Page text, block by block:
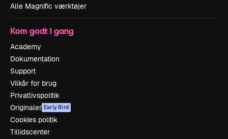
Alle Magnific værktøjer
Kom godt i gang
Academy
Dokumentation
Support
Vilkår for brug
Privatlivspolitik
Originaler Early Bird
Cookies politik
Tillidscenter